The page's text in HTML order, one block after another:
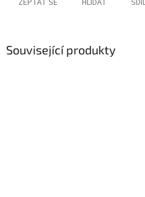
ZEPTAT SE HLÍDAT
Související produkty